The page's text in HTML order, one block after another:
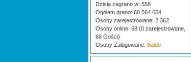
Dzisia zagrano w: 558
Ogółem grano: 60 564 654
Osoby zarejestrowane: 2 362
Osoby online: 68 (0 zarejestrowane,
68 Gości)
Osoby Zalogowane: Baidu